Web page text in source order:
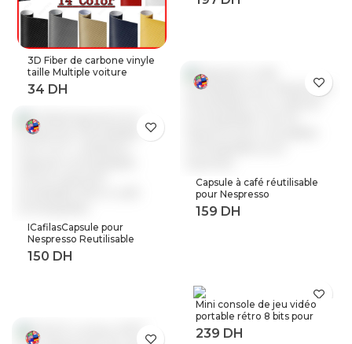
surtensions, 220V, 63a,
3D Fiber de carbone vinyle
taille Multiple voiture
feuille rouleau Film
autocollant moto
argent décalcomanies
feuille
Capsule à café réutilisable
pour Nespresso
Reutilisable Inox Capsule
rechargeable Crema
ICafilasCapsule pour
Nespresso Reutilisable
Inox 2 en 1 utilisation
Capsule rechargeable
Mini console de jeu vidéo
portable rétro 8 bits pour
enfant 3 0 pouces LCD
couleur joueur de jeu avec